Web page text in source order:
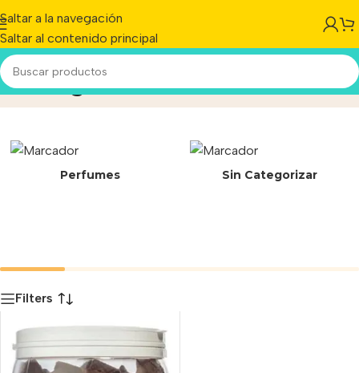
Saltar a la navegación
Saltar al contenido principal
2280 gInicio/Producto
Perfumes Sin Categorizar
Filters